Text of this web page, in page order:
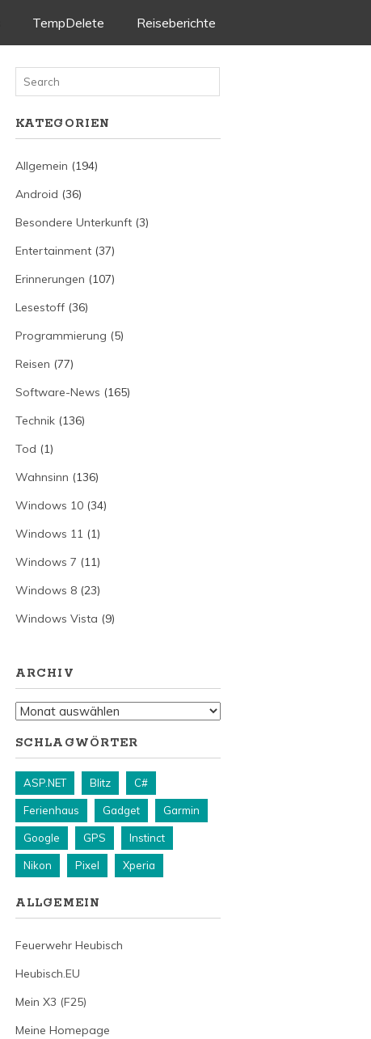
TempDelete Reiseberichte
KATEGORIEN
Allgemein (194)
Android (36)
Besondere Unterkunft(3)
Entertainment(37)
Erinnerungen (107)
Lesestoff(36)
Programmierung (5)
Reisen (77)
Software-News (165)
Technik(136)
Tod (1)
Wahnsinn (136)
Windows 10(34)
Windows 11 (1)
Windows 7 (11)
Windows 8(23)
Windows Vista (9)
ARCHIV
Archiv
SCHLAGWÖRTER
ASP.NET Blitz C#
Ferienhaus Gadget Garmin
Google GPS Instinct
Nikon Pixel Xperia
ALLGEMEIN
Feuerwehr Heubisch
Heubisch.EU
Mein X3 (F25)
Meine Homepage